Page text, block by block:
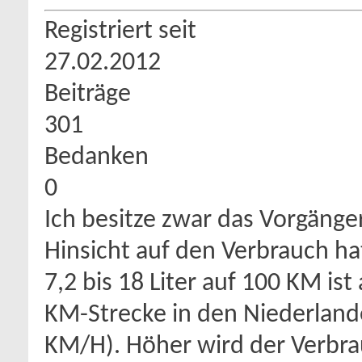
Registriert seit
27.02.2012
Beiträge
301
Bedanken
0
Ich besitze zwar das
Hinsicht auf den Verbrauch
7,2 bis 18 Liter auf 100 KM
KM-Strecke in den
KM/H). Höher wird der